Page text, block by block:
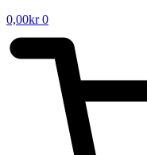
0,00kr 0